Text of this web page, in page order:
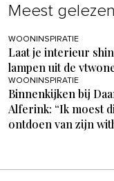
Meest gelezen
WOONINSPIRATIE
Laat je interieur
lampen uit de
WOONINSPIRATIE
Binnenkijken bij
Alferink: “Ik moest
ontdoen van zijn